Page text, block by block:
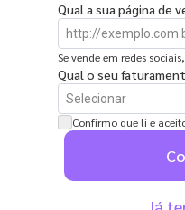
Qual a sua página de
Se vende em redes
Qual o seu
R$ 0 a R$
Confirmo que li e